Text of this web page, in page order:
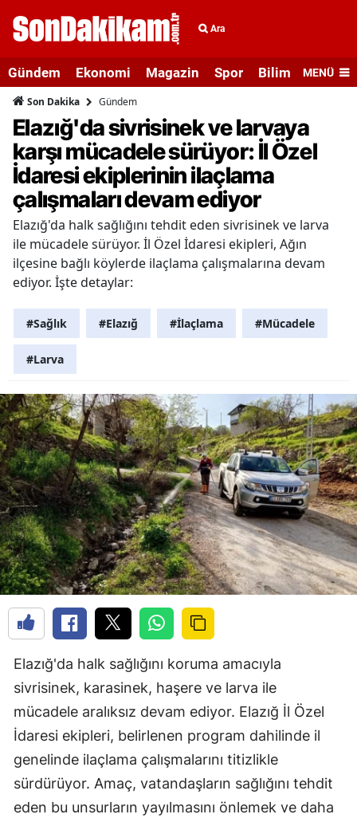
Ara
Gündem Ekonomi Magazin Spor Bilim veMENÜ
Son Dakika Gündem
Elazığ'da sivrisinek ve larvaya
karşı mücadele sürüyor: İl Özel
İdaresi ekiplerinin ilaçlama
çalışmaları devam ediyor
Elazığ'da halk sağlığını tehdit eden sivrisinek ve larva
ile mücadele sürüyor. İl Özel İdaresi ekipleri, Ağın
ilçesine bağlı köylerde ilaçlama çalışmalarına devam
ediyor. İşte detaylar:
#Sağlık #Elazığ #İlaçlama #Mücadele
#Larva
Elazığ'da halk sağlığını koruma amacıyla
sivrisinek, karasinek, haşere ve larva ile
mücadele aralıksız devam ediyor. Elazığ İl Özel
İdaresi ekipleri, belirlenen program dahilinde il
genelinde ilaçlama çalışmalarını titizlikle
sürdürüyor. Amaç, vatandaşların sağlığını tehdit
eden bu unsurların yayılmasını önlemek ve daha